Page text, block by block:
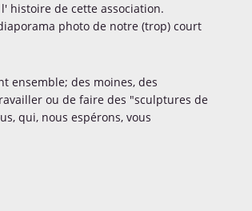
histoire de cette association.
photo de notre (trop) court
ensemble; des moines, des
ou de faire des "sculptures de
qui, nous espérons, vous